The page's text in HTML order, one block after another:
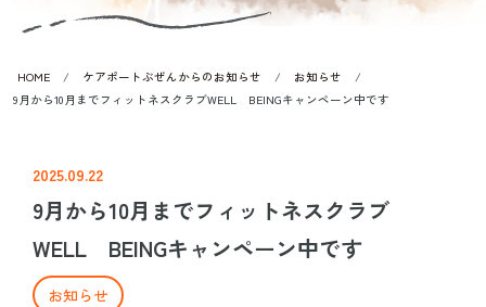
心にも寄り添うケア
健康管理
喜ばれる食事を
イベント・レクリエーション
HOME / ケアポートぶぜんからのお知らせ / お知らせ
/
9月から10月までフィットネスクラブWELL BEINGキャンペーン中です
2025.09.22
9月から10月までフィットネスクラブ
WELL BEINGキャンペーン中です
お知らせ